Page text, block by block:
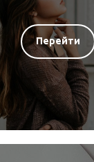
Перейти